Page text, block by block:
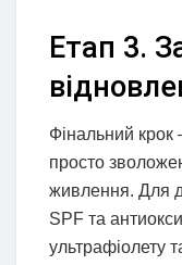
Етап 3.
Фінальний
просто
живлення. Для
SPF та
ультрафіолету